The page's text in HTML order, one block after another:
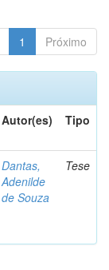
1 Próximo
Autor(es) Tipo
Dantas,
Adenilde
de Souza
Tese